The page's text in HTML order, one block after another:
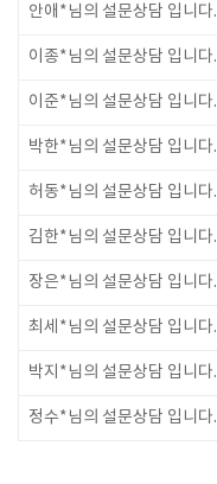
안애*님의 설문상담 입니다.
이종*님의 설문상담 입니다.
이준*님의 설문상담 입니다.
박한*님의 설문상담 입니다.
허동*님의 설문상담 입니다.
김한*님의 설문상담 입니다.
장은*님의 설문상담 입니다.
최세*님의 설문상담 입니다.
박지*님의 설문상담 입니다.
정수*님의 설문상담 입니다.